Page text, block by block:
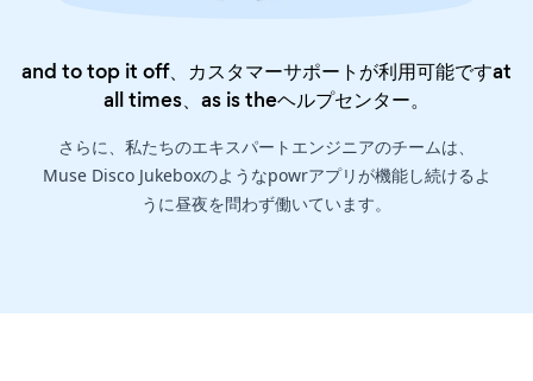
and to top it off、カスタマーサポートが利用可能ですat
all times、as is theヘルプセンター。
さらに、私たちのエキスパートエンジニアのチームは、
Muse Disco Jukeboxのようなpowrアプリが機能し続けるよ
うに昼夜を問わず働いています。